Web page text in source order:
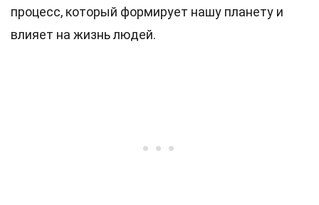
процесс, который формирует нашу планету и
влияет на жизнь людей.